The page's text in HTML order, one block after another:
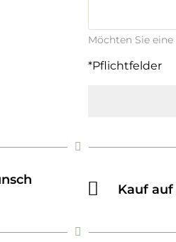
Möchten Sie
*Pflichtfelder
Kauf